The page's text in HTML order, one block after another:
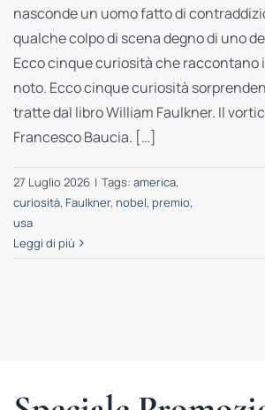
nasconde un uomo fatto di
qualche colpo di scena degno di uno
Ecco cinque curiosità che raccontano
noto. Ecco cinque curiosità
tratte dal libro William Faulkner. Il
Francesco Baucia. […]
27 Luglio 2026 | Tags: america,
curiosità, Faulkner, nobel, premio,
usa
Leggi di più